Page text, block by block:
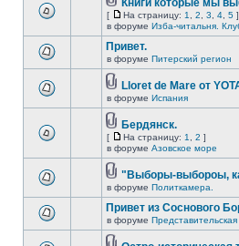
Книги которые мы
[ На страницу: 1 2 3 4 5 ]
в форуме Изба-читальня.
Привет.
в форуме Питерский регион
Lloret de Mare от
в форуме Испания
Бердянск.
[ На страницу: 1 2 ]
в форуме Азовское море
"Выборы-выбороы,
в форуме Политкамера.
Привет из Соснового
в форуме Представительская